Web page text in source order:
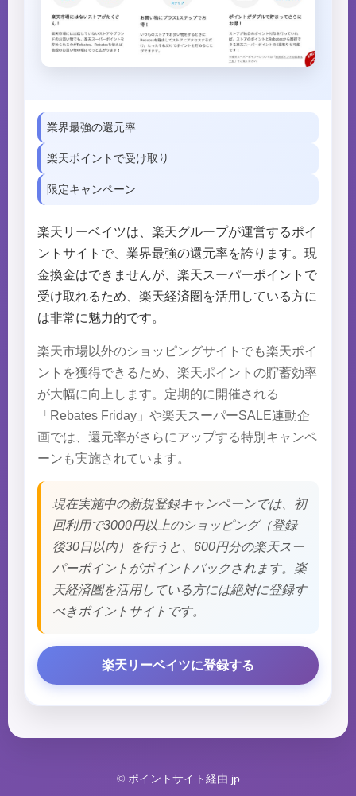
業界最強の還元率
楽天ポイントで受け取り
限定キャンペーン
楽天リーベイツは、楽天グループが運営するポイ
ントサイトで、業界最強の還元率を誇ります。現
金換金はできませんが、楽天スーパーポイントで
受け取れるため、楽天経済圏を活用している方に
は非常に魅力的です。
楽天市場以外のショッピングサイトでも楽天ポイ
ントを獲得できるため、楽天ポイントの貯蓄効率
が大幅に向上します。定期的に開催される
「Rebates Friday」や楽天スーパーSALE連動企
画では、還元率がさらにアップする特別キャンペ
ーンも実施されています。
現在実施中の新規登録キャンペーンでは、初
回利用で3000円以上のショッピング（登録
後30日以内）を行うと、600円分の楽天スー
パーポイントがポイントバックされます。楽
天経済圏を活用している方には絶対に登録す
べきポイントサイトです。
楽天リーベイツに登録する
© ポイントサイト経由.jp